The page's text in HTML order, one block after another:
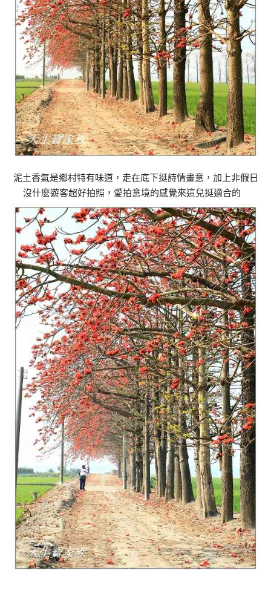
泥土香氣是鄉村特有味道，走在底下挺詩情畫意，加上非假日
沒什麼遊客超好拍照，愛拍意境的感覺來這兒挺適合的